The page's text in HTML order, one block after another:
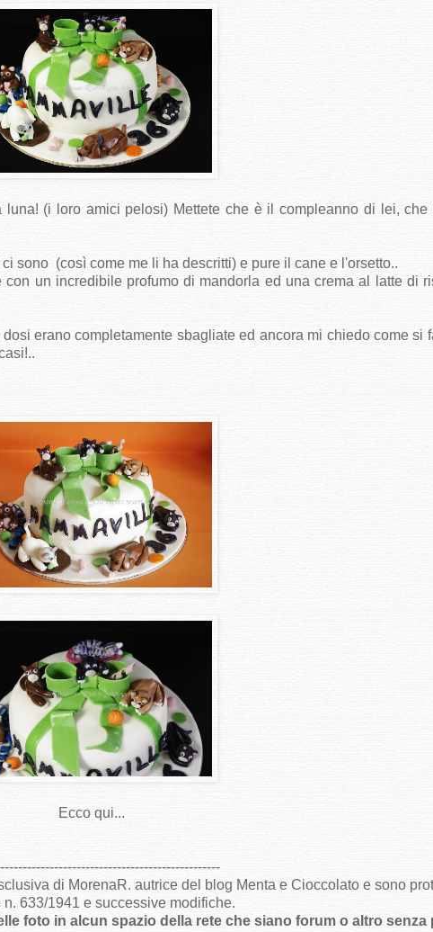
(i loro amici pelosi) Mettete che è il compleanno di lei,
sono (così come me li ha descritti) e pure il cane e l'orsetto..
un incredibile profumo di mandorla ed una crema al latte di
erano completamente sbagliate ed ancora mi chiedo come si
Ecco qui...
di MorenaR. autrice del blog Menta e Cioccolato e sono
n. 633/1941 e successive modifiche.
foto in alcun spazio della rete che siano forum o altro